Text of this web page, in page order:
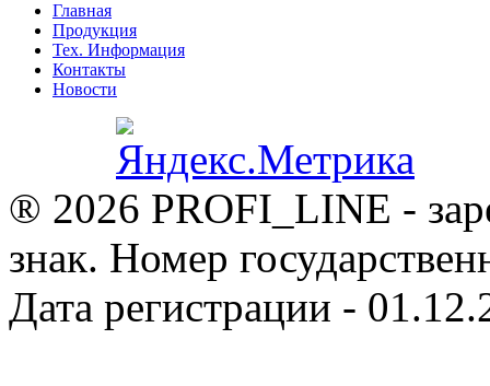
Главная
Продукция
Тех. Информация
Контакты
Новости
® 2026 PROFI_LINE -
знак. Номер
Дата регистрации -